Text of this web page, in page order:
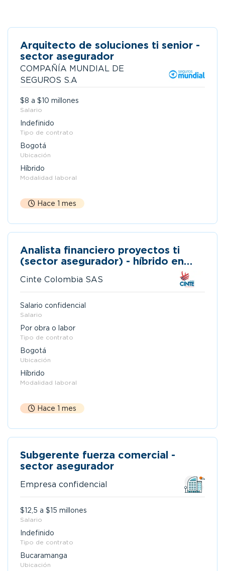
Arquitecto de soluciones ti senior -
sector asegurador
COMPAÑÍA MUNDIAL DE
SEGUROS S.A
$8 a $10 millones
Salario
Indefinido
Tipo de contrato
Bogotá
Ubicación
Híbrido
Modalidad laboral
Hace 1 mes
Analista financiero proyectos ti
(sector asegurador) - híbrido en
Cinte Colombia SAS
Salario confidencial
Salario
Por obra o labor
Tipo de contrato
Bogotá
Ubicación
Híbrido
Modalidad laboral
Hace 1 mes
Subgerente fuerza comercial -
sector asegurador
Empresa confidencial
$12,5 a $15 millones
Salario
Indefinido
Tipo de contrato
Bucaramanga
Ubicación